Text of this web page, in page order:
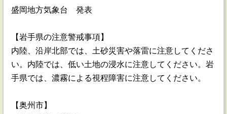
盛岡地方気象台 発表
【岩手県の注意警戒事項】
内陸、沿岸北部では、土砂災害や落雷に注意してくださ
い。内陸では、低い土地の浸水に注意してください。岩
手県では、濃霧による視程障害に注意してください。
【奥州市】